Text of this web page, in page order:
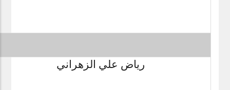
رياض علي الزهراني